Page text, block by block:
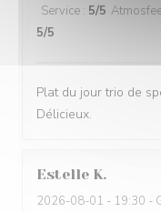
Service : 5/5
5/5
Plat du jour trio de
Délicieux.
Estelle K
2026-08-01 - 19:30 -